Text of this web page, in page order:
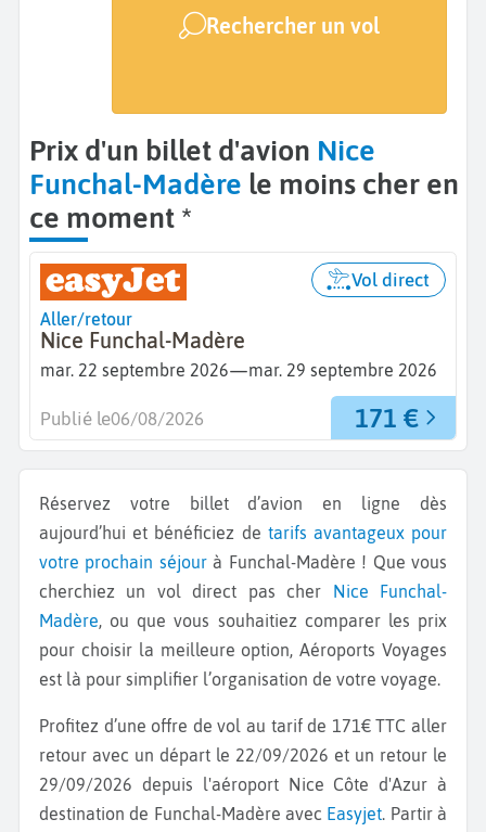
Rechercher un vol
Prix d'un billet d'avion Nice
Funchal-Madère le moins cher en
ce moment *
Aller/retour
Nice Funchal-Madère
mar. 22 septembre 2026—mar. 29 septembre 2026
Vol direct
171 €
Publié le06/08/2026
Réservez votre billet d’avion en ligne dès
aujourd’hui et bénéficiez de tarifs avantageux pour
votre prochain séjourà Funchal-Madère ! Que vous
cherchiez un vol direct pas cher Nice
Funchal-
Madère, ou que vous souhaitiez comparer les prix
pour choisir la meilleure option, Aéroports Voyages
est là pour simplifier l’organisation de votre voyage.
Profitez d’une offre de vol au tarif de 171€ TTC aller
retour avec un départ le 22/09/2026 et un retour le
29/09/2026 depuis l'aéroport Nice Côte d'Azur à
destination de Funchal-Madère avec Easyjet. Partir à